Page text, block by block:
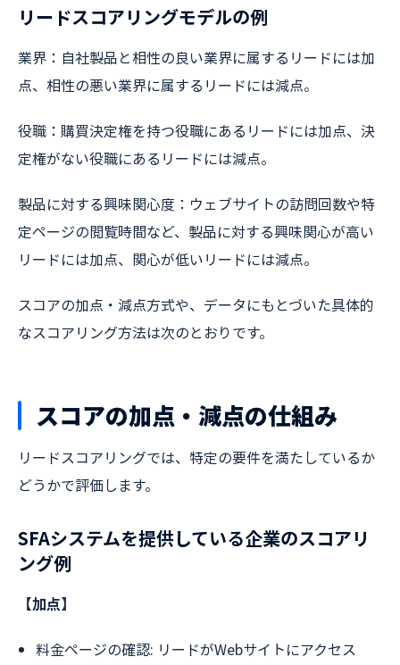
リードスコアリングモデルの例
業界：自社製品と相性の良い業界に属するリードには加
点、相性の悪い業界に属するリードには減点。
役職：購買決定権を持つ役職にあるリードには加点、決
定権がない役職にあるリードには減点。
製品に対する興味関心度：ウェブサイトの訪問回数や特
定ページの閲覧時間など、製品に対する興味関心が高い
リードには加点、関心が低いリードには減点。
スコアの加点・減点方式や、データにもとづいた具体的
なスコアリング方法は次のとおりです。
スコアの加点・減点の仕組み
リードスコアリングでは、特定の要件を満たしているか
どうかで評価します。
SFAシステムを提供している企業のスコアリ
ング例
【加点】
料金ページの確認: リードがWebサイトにアクセス